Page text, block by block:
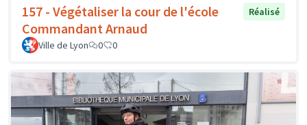
157 - Végétaliser la cour de l'école
Commandant Arnaud
Réalisé
Ville de Lyon 0 0